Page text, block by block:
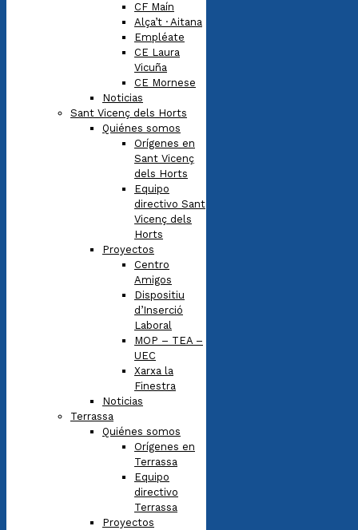
CF Maín
Alça’t · Aitana
Empléate
CE Laura
Vicuña
CE Mornese
Noticias
Sant Vicenç dels Horts
Quiénes somos
Orígenes en
Sant Vicenç
dels Horts
Equipo
directivo Sant
Vicenç dels
Horts
Proyectos
Centro
Amigos
Dispositiu
d’Inserció
Laboral
MOP – TEA –
UEC
Xarxa la
Finestra
Noticias
Terrassa
Quiénes somos
Orígenes en
Terrassa
Equipo
directivo
Terrassa
Proyectos